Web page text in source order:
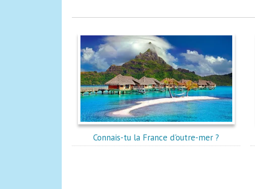
Connais-tu la France d'outre-mer ?